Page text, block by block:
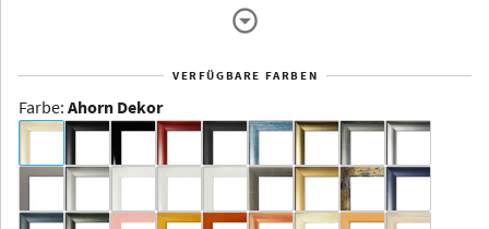
Dakota -
Rahmenloser
VERFÜGBARE FARBEN
Farbe: Ahorn Dekor